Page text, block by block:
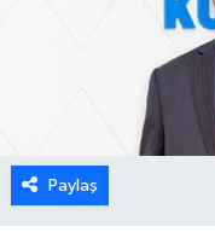
Paylaş